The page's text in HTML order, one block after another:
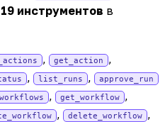
19 инструментов в
, get_action ,
, list_runs , approve_run
, get_workflow ,
, delete_workflow ,